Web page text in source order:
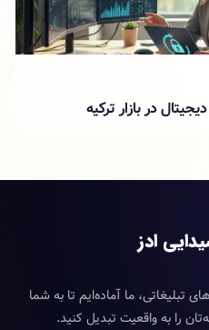
در بازار ترکیه
ادز
ما آماده‌ایم تا به شما
را به واقعیت تبدیل کنید.